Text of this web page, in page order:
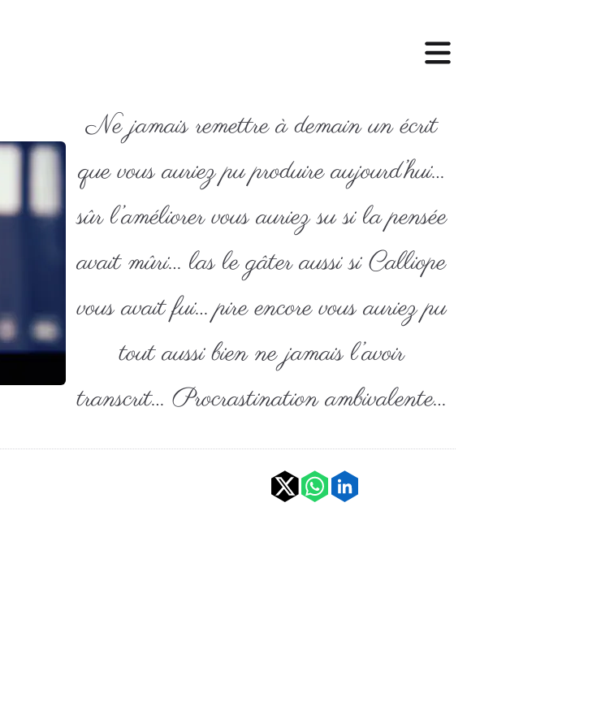
Ne jamais remettre à demain un écrit
que vous auriez pu produire aujourd’hui…
sûr l’améliorer vous auriez su si la pensée
avait mûri… las le gâter aussi si Calliope
vous avait fui… pire encore vous auriez pu
tout aussi bien ne jamais l’avoir
transcrit… Procrastination ambivalente…